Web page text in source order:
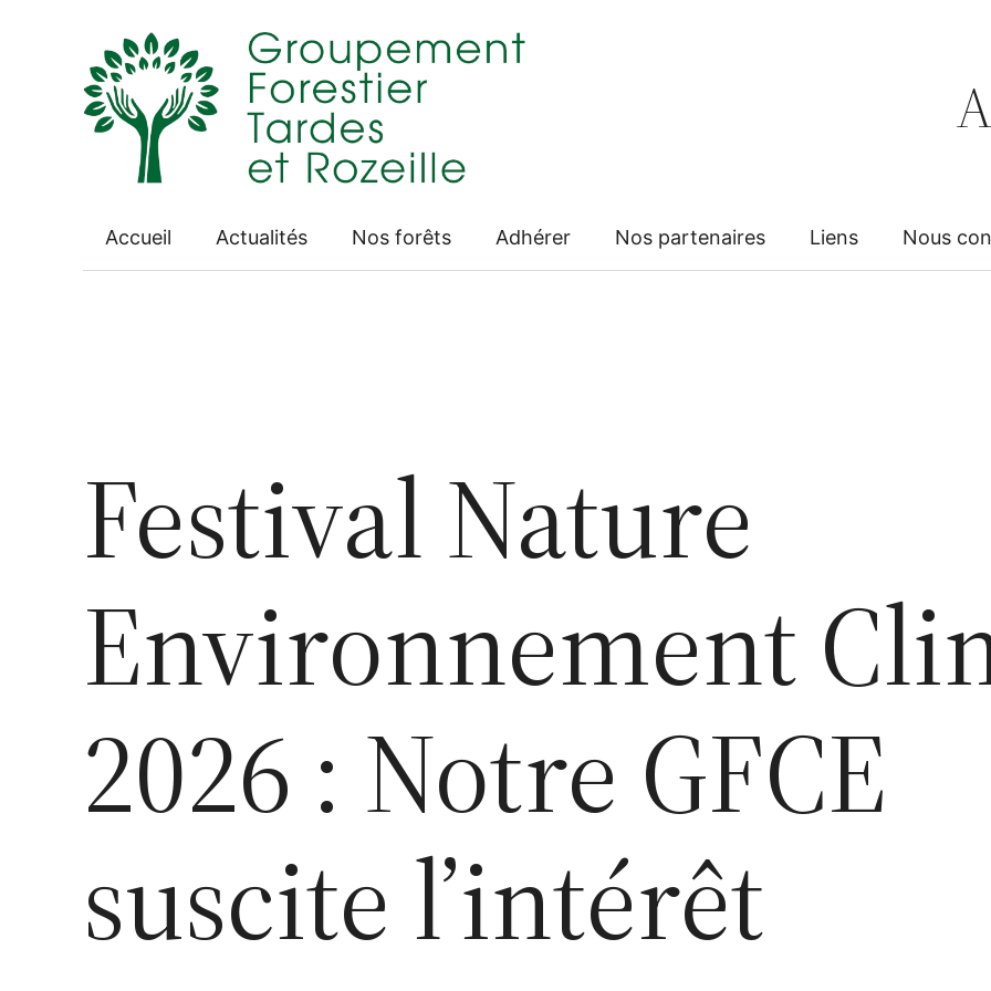
contenu
Accueil Actualités Nos forêts Adhérer Nos partenaires Liens Nous
Festival Nature
Environnement
2026 : Notre GFCE
suscite l’intérêt